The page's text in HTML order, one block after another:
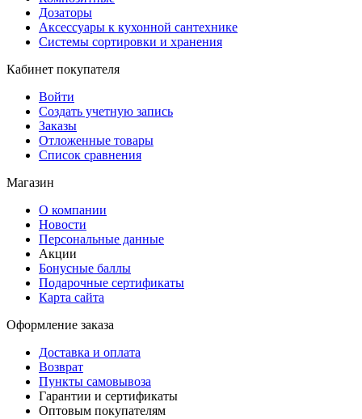
Дозаторы
Аксессуары к кухонной сантехнике
Системы сортировки и хранения
Кабинет покупателя
Войти
Создать учетную запись
Заказы
Отложенные товары
Список сравнения
Магазин
О компании
Новости
Персональные данные
Акции
Бонусные баллы
Подарочные сертификаты
Карта сайта
Оформление заказа
Доставка и оплата
Возврат
Пункты самовывоза
Гарантии и сертификаты
Оптовым покупателям